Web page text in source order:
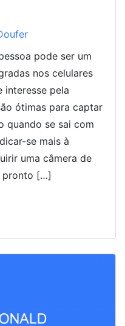
pode ser um
nos celulares
interesse pela
ótimas para captar
quando se sai com
se mais à
uma câmera de
pronto […]